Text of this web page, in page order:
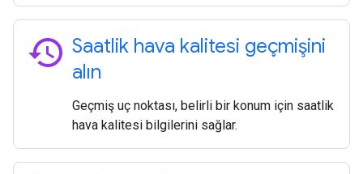
history Saatlik hava kalitesi geçmişini
alın
Geçmiş uç noktası, belirli bir konum için saatlik
hava kalitesi bilgilerini sağlar.